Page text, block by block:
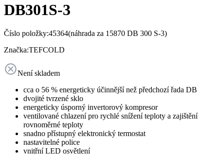
DB301S-3
Číslo položky:45364(náhrada za 15870 DB 300 S-3)
Značka:TEFCOLD
Není skladem
cca o 56 % energeticky účinnější než předchozí řada DB
dvojité tvrzené sklo
energeticky úsporný invertorový kompresor
ventilované chlazení pro rychlé snížení teploty a zajištění
rovnoměrné teploty
snadno přístupný elektronický termostat
nastavitelné police
vnitřní LED osvětlení